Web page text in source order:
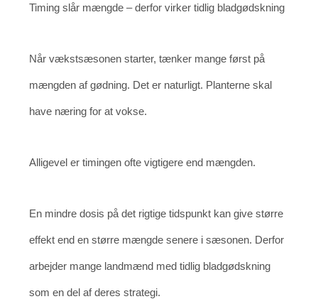
Timing slår mængde – derfor virker tidlig bladgødskning
Når vækstsæsonen starter, tænker mange først på
mængden af gødning. Det er naturligt. Planterne skal
have næring for at vokse.
Alligevel er timingen ofte vigtigere end mængden.
En mindre dosis på det rigtige tidspunkt kan give større
effekt end en større mængde senere i sæsonen. Derfor
arbejder mange landmænd med tidlig bladgødskning
som en del af deres strategi.